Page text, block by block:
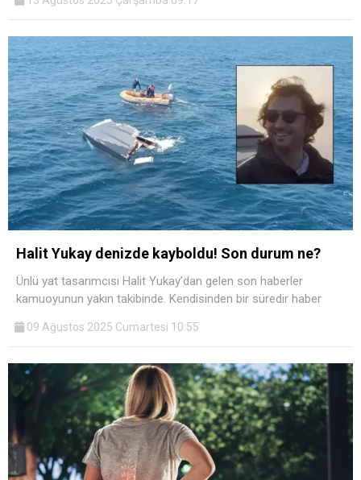
Halit Yukay denizde kayboldu! Son durum ne?
Ünlü yat tasarımcısı Halit Yukay’dan gelen son haberler
kamuoyunun yakın takibinde. Kendisinden bir süredir haber
09 Ağustos 2025 Cumartesi 10:55